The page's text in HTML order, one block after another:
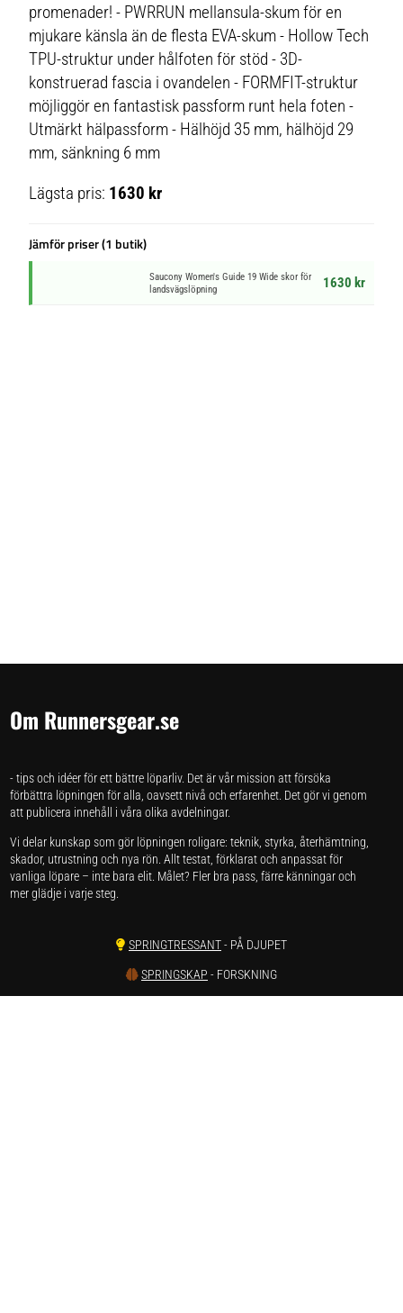
promenader! - PWRRUN mellansula-skum för en
mjukare känsla än de flesta EVA-skum - Hollow Tech
TPU-struktur under hålfoten för stöd - 3D-
konstruerad fascia i ovandelen - FORMFIT-struktur
möjliggör en fantastisk passform runt hela foten -
Utmärkt hälpassform - Hälhöjd 35 mm, hälhöjd 29
mm, sänkning 6 mm
Lägsta pris: 1630 kr
Jämför priser (1 butik)
Saucony Women's Guide 19 Wide skor för
landsvägslöpning
1630 kr
Om Runnersgear.se
- tips och idéer för ett bättre löparliv. Det är vår mission att försöka
förbättra löpningen för alla, oavsett nivå och erfarenhet. Det gör vi genom
att publicera innehåll i våra olika avdelningar.
Vi delar kunskap som gör löpningen roligare: teknik, styrka, återhämtning,
skador, utrustning och nya rön. Allt testat, förklarat och anpassat för
vanliga löpare – inte bara elit. Målet? Fler bra pass, färre känningar och
mer glädje i varje steg.
SPRINGTRESSANT- PÅ DJUPET
SPRINGSKAP - FORSKNING